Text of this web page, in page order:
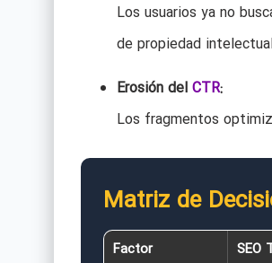
Los usuarios ya no
de propiedad
Erosión del CTR:
Los fragmentos
Matriz de
Factor SEO